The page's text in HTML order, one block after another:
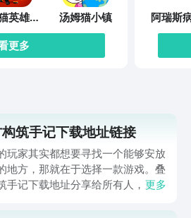
英雄跑
酷
汤姆猫小镇
更多
阿瑞斯
筑手记下载地址链接
玩家其实都想要寻找一个能够安放
地方，那就在于选择一款游戏。叠
手记下载地址分享给所有人，这一
更多